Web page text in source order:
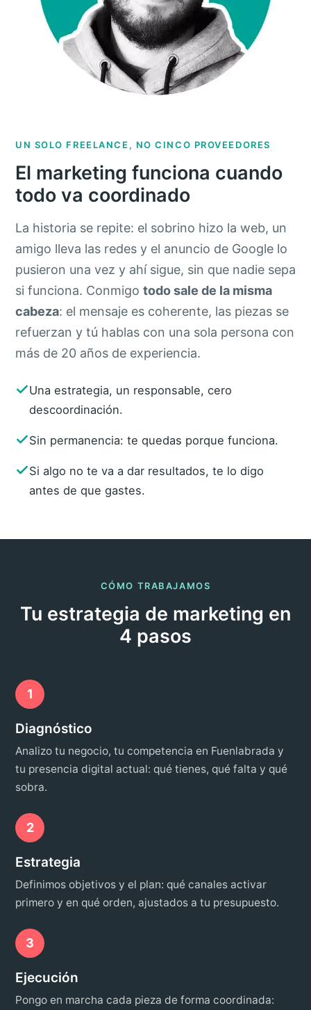
UN SOLO FREELANCE, NO CINCO PROVEEDORES
El marketing funciona cuando
todo va coordinado
La historia se repite: el sobrino hizo la web, un
amigo lleva las redes y el anuncio de Google lo
pusieron una vez y ahí sigue, sin que nadie sepa
si funciona. Conmigo todo sale de la misma
cabeza: el mensaje es coherente, las piezas se
refuerzan y tú hablas con una sola persona con
más de 20 años de experiencia.
Una estrategia, un responsable, cero
descoordinación.
Sin permanencia: te quedas porque funciona.
Si algo no te va a dar resultados, te lo digo
antes de que gastes.
CÓMO TRABAJAMOS
Tu estrategia de marketing en
4 pasos
1
Diagnóstico
Analizo tu negocio, tu competencia en Fuenlabrada y
tu presencia digital actual: qué tienes, qué falta y qué
sobra.
2
Estrategia
Definimos objetivos y el plan: qué canales activar
primero y en qué orden, ajustados a tu presupuesto.
3
Ejecución
Pongo en marcha cada pieza de forma coordinada: